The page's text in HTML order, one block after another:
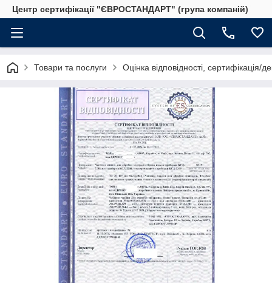
Центр сертифікації "ЄВРОСТАНДАРТ" (група компаній)
Товари та послуги Оцінка відповідності, сертифікація/